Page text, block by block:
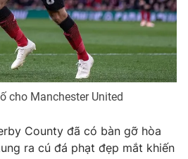
Tấm lòng Việt
Vươn mình bằng AI
English
cho Manchester United
County đã có bàn gỡ hòa
ra cú đá phạt đẹp mắt khiến